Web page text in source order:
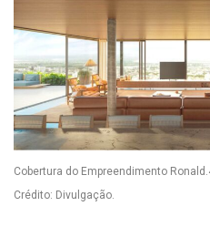
Cobertura do Empreendimento
Crédito: Divulgação.